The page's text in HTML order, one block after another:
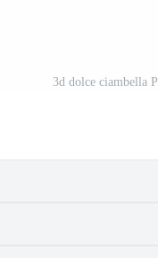
3d dolce ciambella